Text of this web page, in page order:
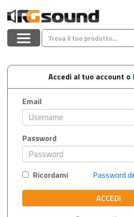
Accedi al tuo account o
Email
Password
Ricordami Password